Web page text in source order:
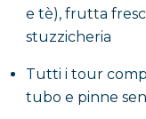
e tè), frutta
stuzzicheria
Tutti i tour
tubo e pinne